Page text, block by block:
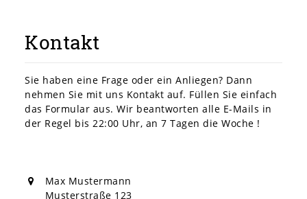
Kontakt
Sie haben eine Frage oder ein Anliegen? Dann
nehmen Sie mit uns Kontakt auf. Füllen Sie einfach
das Formular aus. Wir beantworten alle E-Mails in
der Regel bis 22:00 Uhr, an 7 Tagen die Woche !
Max Mustermann
Musterstraße 123